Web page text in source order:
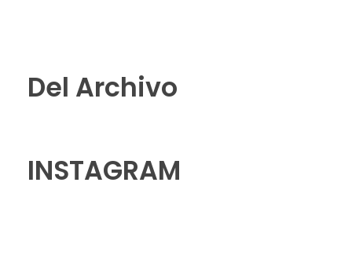
Del Archivo
INSTAGRAM